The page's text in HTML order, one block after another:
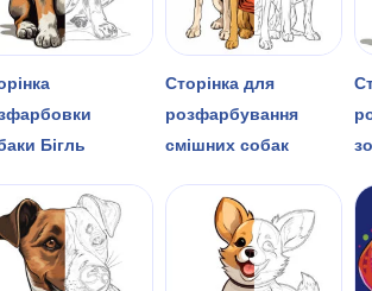
Бігль
Сторінка для
розфарбування
смішних собак